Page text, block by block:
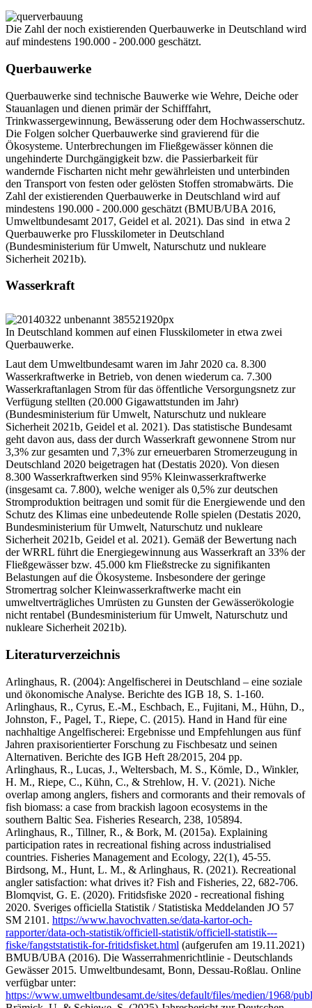
Die Zahl der noch existierenden Querbauwerke in Deutschland wird
auf mindestens 190.000 - 200.000 geschätzt.
Querbauwerke
Querbauwerke sind technische Bauwerke wie Wehre, Deiche oder
Stauanlagen und dienen primär der Schifffahrt,
Trinkwassergewinnung, Bewässerung oder dem Hochwasserschutz.
Die Folgen solcher Querbauwerke sind gravierend für die
Ökosysteme. Unterbrechungen im Fließgewässer können die
ungehinderte Durchgängigkeit bzw. die Passierbarkeit für
wandernde Fischarten nicht mehr gewährleisten und unterbinden
den Transport von festen oder gelösten Stoffen stromabwärts. Die
Zahl der existierenden Querbauwerke in Deutschland wird auf
mindestens 190.000 - 200.000 geschätzt (BMUB/UBA 2016,
Umweltbundesamt 2017, Geidel et al. 2021). Das sind in etwa 2
Querbauwerke pro Flusskilometer in Deutschland
(Bundesministerium für Umwelt, Naturschutz und nukleare
Sicherheit 2021b).
Wasserkraft
In Deutschland kommen auf einen Flusskilometer in etwa zwei
Querbauwerke.
Laut dem Umweltbundesamt waren im Jahr 2020 ca. 8.300
Wasserkraftwerke in Betrieb, von denen wiederum ca. 7.300
Wasserkraftanlagen Strom für das öffentliche Versorgungsnetz zur
Verfügung stellten (20.000 Gigawattstunden im Jahr)
(Bundesministerium für Umwelt, Naturschutz und nukleare
Sicherheit 2021b, Geidel et al. 2021). Das statistische Bundesamt
geht davon aus, dass der durch Wasserkraft gewonnene Strom nur
3,3% zur gesamten und 7,3% zur erneuerbaren Stromerzeugung in
Deutschland 2020 beigetragen hat (Destatis 2020). Von diesen
8.300 Wasserkraftwerken sind 95% Kleinwasserkraftwerke
(insgesamt ca. 7.800), welche weniger als 0,5% zur deutschen
Stromproduktion beitragen und somit für die Energiewende und den
Schutz des Klimas eine unbedeutende Rolle spielen (Destatis 2020,
Bundesministerium für Umwelt, Naturschutz und nukleare
Sicherheit 2021b, Geidel et al. 2021). Gemäß der Bewertung nach
der WRRL führt die Energiegewinnung aus Wasserkraft an 33% der
Fließgewässer bzw. 45.000 km Fließstrecke zu signifikanten
Belastungen auf die Ökosysteme. Insbesondere der geringe
Stromertrag solcher Kleinwasserkraftwerke macht ein
umweltverträgliches Umrüsten zu Gunsten der Gewässerökologie
nicht rentabel (Bundesministerium für Umwelt, Naturschutz und
nukleare Sicherheit 2021b).
Literaturverzeichnis
Arlinghaus, R. (2004): Angelfischerei in Deutschland – eine soziale
und ökonomische Analyse. Berichte des IGB 18, S. 1-160.
Arlinghaus, R., Cyrus, E.-M., Eschbach, E., Fujitani, M., Hühn, D.,
Johnston, F., Pagel, T., Riepe, C. (2015). Hand in Hand für eine
nachhaltige Angelfischerei: Ergebnisse und Empfehlungen aus fünf
Jahren praxisorientierter Forschung zu Fischbesatz und seinen
Alternativen. Berichte des IGB Heft 28/2015, 204 pp.
Arlinghaus, R., Lucas, J., Weltersbach, M. S., Kömle, D., Winkler,
H. M., Riepe, C., Kühn, C., & Strehlow, H. V. (2021). Niche
overlap among anglers, fishers and cormorants and their removals of
fish biomass: a case from brackish lagoon ecosystems in the
southern Baltic Sea. Fisheries Research, 238, 105894.
Arlinghaus, R., Tillner, R., & Bork, M. (2015a). Explaining
participation rates in recreational fishing across industrialised
countries. Fisheries Management and Ecology, 22(1), 45-55.
Birdsong, M., Hunt, L. M., & Arlinghaus, R. (2021). Recreational
angler satisfaction: what drives it? Fish and Fisheries, 22, 682-706.
Blomqvist, G. E. (2020). Fritidsfiske 2020 - recreational fishing
2020. Sveriges officiella Statistik / Statistiska Meddelanden JO 57
SM 2101. https://www.havochvatten.se/data-kartor-och-
rapporter/data-och-statistik/officiell-statistik/officiell-statistik---
fiske/fangststatistik-for-fritidsfisket.html (aufgerufen am 19.11.2021)
BMUB/UBA (2016). Die Wasserrahmenrichtlinie - Deutschlands
Gewässer 2015. Umweltbundesamt, Bonn, Dessau-Roßlau. Online
verfügbar unter:
https://www.umweltbundesamt.de/sites/default/files/medien/1968/